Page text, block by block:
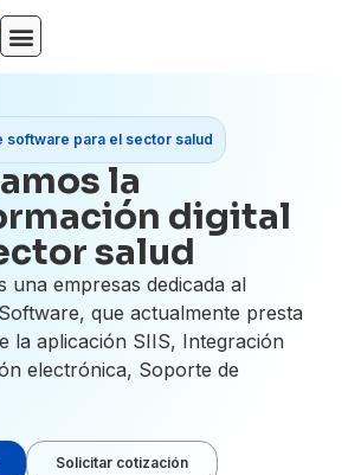
software para el sector salud
la
digital
salud
una empresas dedicada al
que actualmente presta
la aplicación SIIS, Integración
electrónica, Soporte de
Solicitar cotización